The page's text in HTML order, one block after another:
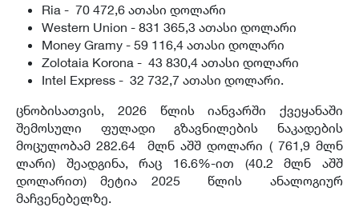
Ria - 70 472,6 ათასი დოლარი
Western Union - 831 365,3 ათასი დოლარი
Money Gramy - 59 116,4 ათასი დოლარი
Zolotaia Korona - 43 830,4 ათასი დოლარი
Intel Express - 32 732,7 ათასი დოლარი.
ცნობისათვის, 2026 წლის იანვარში ქვეყანაში
შემოსული ფულადი გზავნილების ნაკადების
მოცულობამ 282.64 მლნ აშშ დოლარი ( 761,9 მლნ
ლარი) შეადგინა, რაც 16.6%-ით (40.2 მლნ აშშ
დოლარით) მეტია 2025 წლის ანალოგიურ
მაჩვენებელზე.